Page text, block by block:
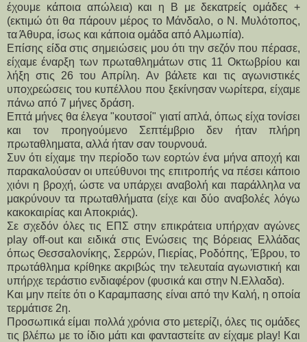
έχουμε κάποια απώλεια) και η Β με δεκατρείς ομάδες +
(εκτιμώ ότι θα πάρουν μέρος το Μάνδαλο, ο Ν. Μυλότοπος,
τα Άθυρα, ίσως και κάποια ομάδα από Αλμωπία).
Επίσης είδα στις σημειώσεις μου ότι την σεζόν που πέρασε,
είχαμε έναρξη των πρωταθλημάτων στις 11 Οκτωβρίου και
λήξη στις 26 του Απρίλη. Αν βάλετε και τις αγωνιστικές
υποχρεώσεις του κυπέλλου που ξεκίνησαν νωρίτερα, είχαμε
πάνω από 7 μήνες δράση.
Επτά μήνες θα έλεγα "κουτσοί" γιατί απλά, όπως είχα τονίσει
και τον προηγούμενο Σεπτέμβριο δεν ήταν πλήρη
πρωταθληματα, αλλά ήταν σαν τουρνουά.
Συν ότι είχαμε την περίοδο των εορτών ένα μήνα αποχή και
παρακαλούσαν οι υπεύθυνοι της επιτροπής να πέσει κάποιο
χιόνι η βροχή, ώστε να υπάρχει αναβολή και παράλληλα να
μακρύνουν τα πρωταθλήματα (είχε και δύο αναβολές λόγω
κακοκαιρίας και Αποκριάς).
Σε σχεδόν όλες τις ΕΠΣ στην επικράτεια υπήρχαν αγώνες
play off-out και ειδικά στις Ενώσεις της Βόρειας Ελλάδας
όπως Θεσσαλονίκης, Σερρών, Πιερίας, Ροδόπης, Έβρου, το
πρωτάθλημα κρίθηκε ακριβώς την τελευταία αγωνιστική και
υπήρχε τεράστιο ενδιαφέρον (φυσικά και στην Ν.Ελλαδα).
Και μην πείτε ότι ο Καραμπασης είναι από την Καλή, η οποία
τερμάτισε 2η.
Προσωπικά είμαι πολλά χρόνια στο μετερίζι, όλες τις ομάδες
τις βλέπω με το ίδιο μάτι και φανταστείτε αν είχαμε play! Και